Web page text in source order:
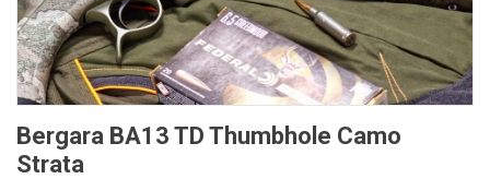
Bergara BA13 TD Thumbhole Camo
Strata